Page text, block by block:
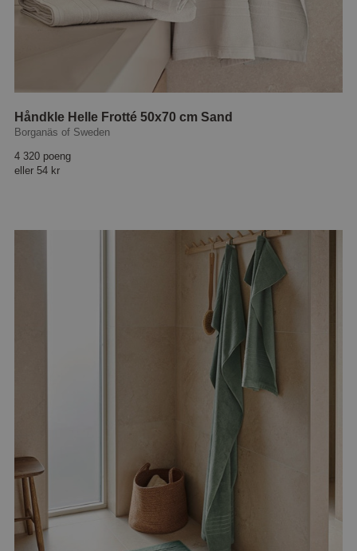
Håndkle Helle Frotté 50x70 cm Sand
Borganäs of Sweden
4 320 poeng
eller 54 kr